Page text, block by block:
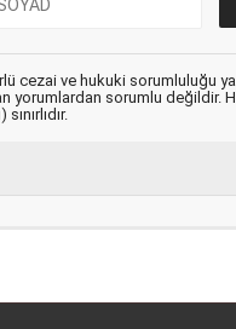
cezai ve hukuki sorumluluğu
yorumlardan sorumlu değildir.